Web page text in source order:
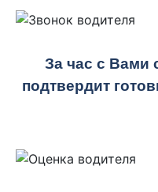
За час с Вами
подтвердит